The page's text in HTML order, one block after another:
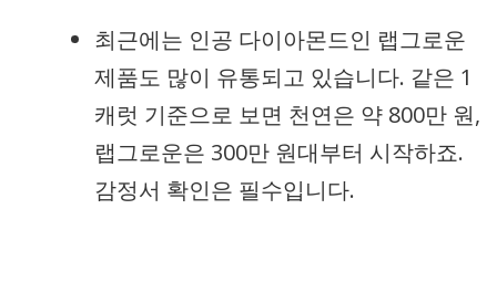
최근에는 인공 다이아몬드인 랩그로운
제품도 많이 유통되고 있습니다. 같은 1
캐럿 기준으로 보면 천연은 약 800만 원,
랩그로운은 300만 원대부터 시작하죠.
감정서 확인은 필수입니다.